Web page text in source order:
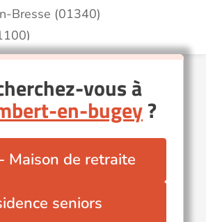
Bresse (01340)
Corcy (01390)
(01630)
sur-Saône (01750)
sur-Moignans (01990)
sur-Chalaronne (01140)
(01250)
vous à
en-bugey?
Maison de retraite
seniors